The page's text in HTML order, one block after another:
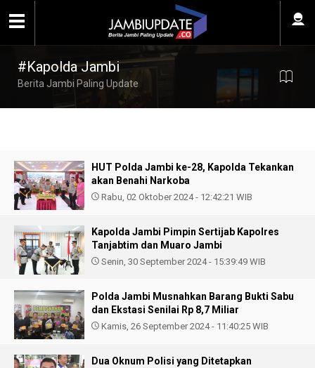
#Kapolda Jambi
Berita Jambi Paling Update
HUT Polda Jambi ke-28, Kapolda Tekankan
akan Benahi Narkoba
Rabu, 02 Oktober 2024 - 12:42:21 WIB
Kapolda Jambi Pimpin Sertijab Kapolres
Tanjabtim dan Muaro Jambi
Senin, 30 September 2024 - 15:39:49 WIB
Polda Jambi Musnahkan Barang Bukti Sabu
dan Ekstasi Senilai Rp 8,7 Miliar
Kamis, 26 September 2024 - 11:40:25 WIB
Dua Oknum Polisi yang Ditetapkan